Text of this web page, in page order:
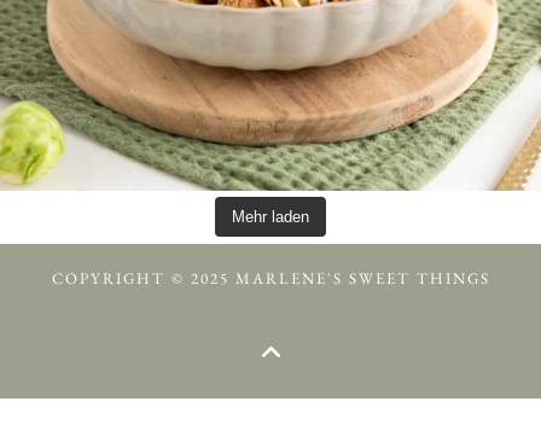
Mehr laden
COPYRIGHT © 2025 MARLENE'S SWEET THINGS